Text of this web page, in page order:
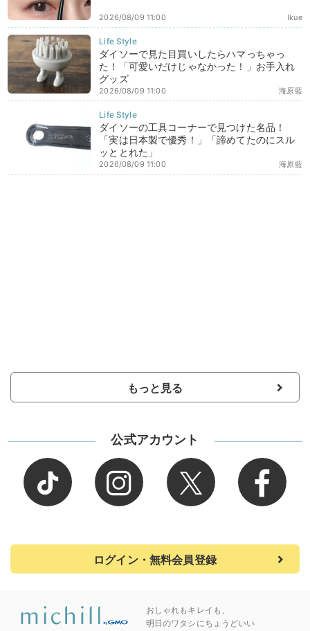
Ikue
2026/08/09 11:00
ダイソーで見た目買いしたらハマっちゃっ
た！「可愛いだけじゃなかった！」お手入れ
グッズ
海原藍
2026/08/09 11:00
ダイソーの工具コーナーで見つけた名品！
「実は日本製で優秀！」「諦めてたのにスル
ッととれた」
海原藍
2026/08/09 11:00
もっと見る
公式アカウント
ログイン・無料会員登録
おしゃれもキレイも、
明日のワタシにちょうどいい